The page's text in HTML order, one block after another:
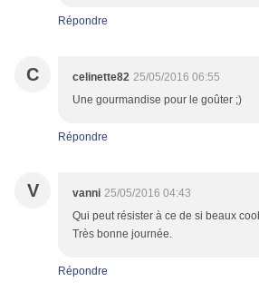
Répondre
C celinette82 25/05/2016 06:55
Une gourmandise pour le goûter ;)
Répondre
V vanni 25/05/2016 04:43
Qui peut résister à ce de si beaux
Très bonne journée.
Répondre